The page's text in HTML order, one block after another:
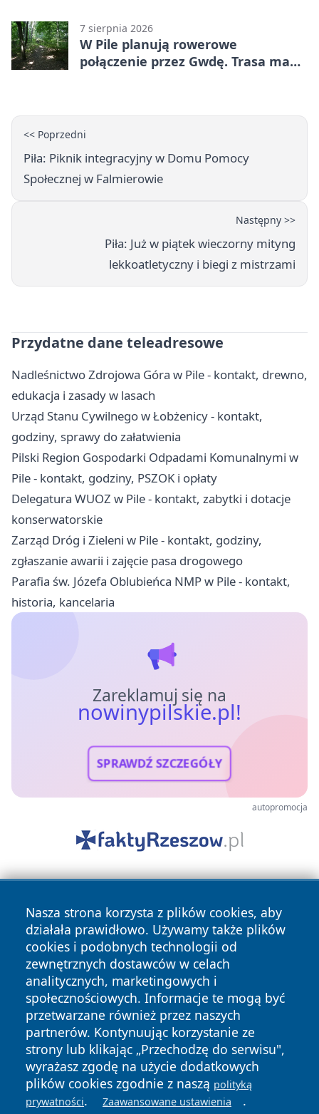
7 sierpnia 2026
W Pile planują rowerowe
połączenie przez Gwdę. Trasa ma
<< Poprzedni
Piła: Piknik integracyjny w Domu Pomocy
Społecznej w Falmierowie
Następny >>
Piła: Już w piątek wieczorny mityng
lekkoatletyczny i biegi z mistrzami
Przydatne dane teleadresowe
Nadleśnictwo Zdrojowa Góra w Pile - kontakt, drewno,
edukacja i zasady w lasach
Urząd Stanu Cywilnego w Łobżenicy - kontakt,
godziny, sprawy do załatwienia
Pilski Region Gospodarki Odpadami Komunalnymi w
Pile - kontakt, godziny, PSZOK i opłaty
Delegatura WUOZ w Pile - kontakt, zabytki i dotacje
konserwatorskie
Zarząd Dróg i Zieleni w Pile - kontakt, godziny,
zgłaszanie awarii i zajęcie pasa drogowego
Parafia św. Józefa Oblubieńca NMP w Pile - kontakt,
historia, kancelaria
Zareklamuj się na
nowinypilskie.pl!
SPRAWDŹ SZCZEGÓŁY
autopromocja
Nasza strona korzysta z plików cookies, aby
działała prawidłowo. Używamy także plików
cookies i podobnych technologii od
zewnętrznych dostawców w celach
analitycznych, marketingowych i
społecznościowych. Informacje te mogą być
przetwarzane również przez naszych
partnerów. Kontynuując korzystanie ze
strony lub klikając „Przechodzę do serwisu",
wyrażasz zgodę na użycie dodatkowych
plików cookies zgodnie z naszą polityką
prywatności. Zaawansowane ustawienia .
Copyright © 2026 nowinypilskie.pl Wszystkie prawa
zastrzeżone.
News Autorzy
Polityka
Prywatności
Polityka
Cookies